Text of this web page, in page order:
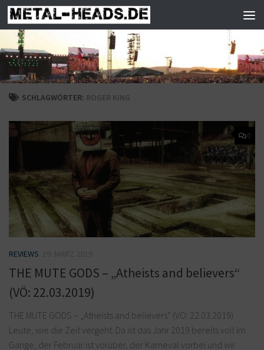
Zum Inhalt springen
SCHLAGWÖRTER: ROGER KING
0
REVIEWS
THE MUTE GODS – „Atheists and believers“
(VÖ: 22.03.2019)
THE MUTE GODS – „Atheists and believers“ (VÖ: 22.03.2019)
Leute, wie die Zeit vergeht. Da ist das Jahr 2019 bereits voll im
Gange, der Februar ist vorüber, der Karneval vorbei und wir